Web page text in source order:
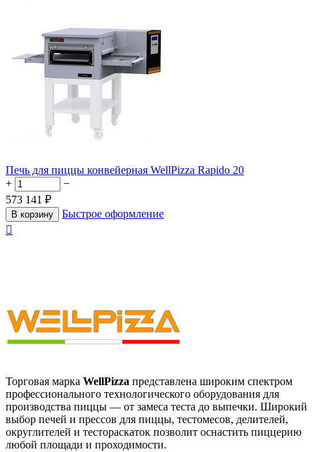
Печь для пиццы конвейерная WellPizza Rapido 20
+
−
573 141 ₽
В корзину
Быстрое оформление

Торговая марка WellPizza представлена широким спектром
профессионального технологического оборудования для
производства пиццы — от замеса теста до выпечки. Широкий
выбор печей и прессов для пиццы, тестомесов, делителей,
округлителей и тестораскаток позволит оснастить пиццерию
любой площади и проходимости.